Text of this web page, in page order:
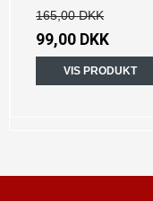
165,00 DKK
99,00 DKK
VIS PRODUKT